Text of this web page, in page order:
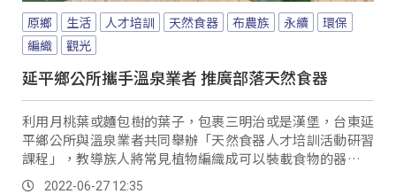
原鄉 生活 人才培訓 天然食器 布農族 永續
環保
編織
觀光
延平鄉公所攜手溫泉業者 推廣部落天然食器
利用月桃葉或麵包樹的葉子，包裹三明治或是漢堡，台東延
平鄉公所與溫泉業者共同舉辦「天然食器人才培訓活動研習
課程」，教導族人將常見植物編織成可以裝載食物的器皿，
希望推廣族人能多使用天然食器。
2022-06-27 12:35